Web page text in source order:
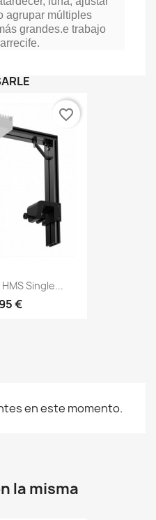
agrupar múltiples
grandes.e trabajo
Single...
€
favorite_border
en este momento.
la misma